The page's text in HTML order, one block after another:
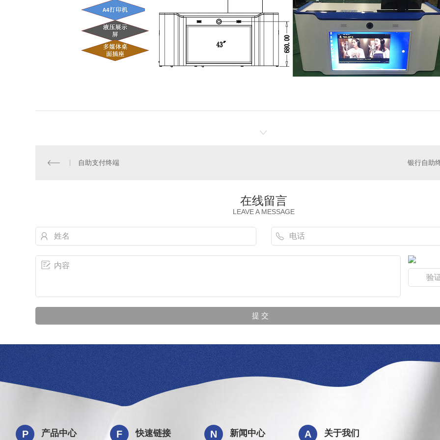
自助支付终端 银行自助
在线留言
LEAVE A MESSAGE
P 产品中心 F 快速链接 N 新闻中心 A 关于我们